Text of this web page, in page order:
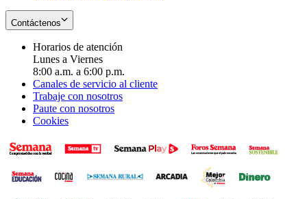
Contáctenos
Horarios de atención
Lunes a Viernes
8:00 a.m. a 6:00 p.m.
Canales de servicio al cliente
Trabaje con nosotros
Paute con nosotros
Cookies